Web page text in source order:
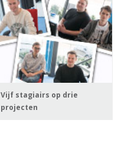
Vijf stagiairs op drie
projecten